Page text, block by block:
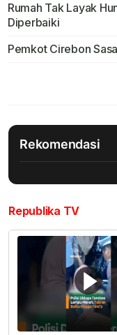
Rumah Tak Layak
Diperbaiki
Pemkot Cirebon
Rekomendasi
Republika TV